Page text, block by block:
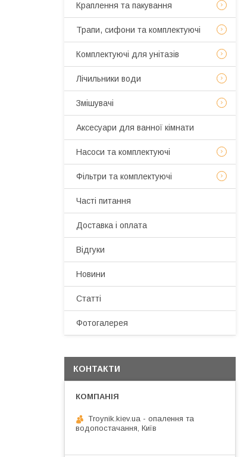
Краплення та пакування
Трапи, сифони та комплектуючі
Комплектуючі для унітазів
Лічильники води
Змішувачі
Аксесуари для ванної кімнати
Насоси та комплектуючі
Фільтри та комплектуючі
Часті питання
Доставка і оплата
Відгуки
Новини
Статті
Фотогалерея
КОНТАКТИ
Troynik.kiev.ua - опалення та
водопостачання, Київ